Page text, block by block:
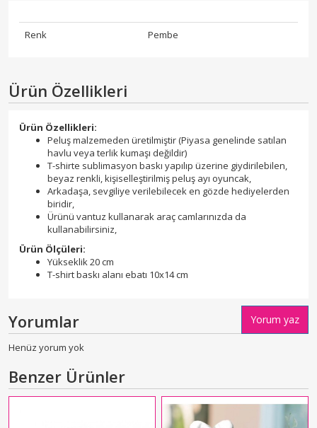
Renk Pembe
Ürün Özellikleri
Ürün Özellikleri:
Peluş malzemeden üretilmiştir (Piyasa genelinde satılan
havlu veya terlik kumaşı değildir)
T-shirte sublimasyon baskı yapılıp üzerine giydirilebilen,
beyaz renkli, kişiselleştirilmiş peluş ayı oyuncak,
Arkadaşa, sevgiliye verilebilecek en gözde hediyelerden
biridir,
Ürünü vantuz kullanarak araç camlarınızda da
kullanabilirsiniz,
Ürün Ölçüleri:
Yükseklik 20 cm
T-shirt baskı alanı ebatı 10x14 cm
Yorumlar Yorum yaz
Henüz yorum yok
Benzer Ürünler